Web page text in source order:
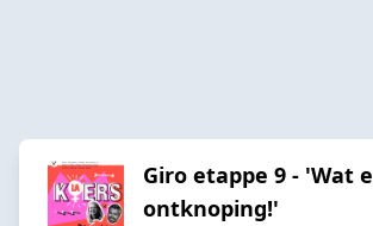
Giro etappe 9 - 'Wat
ontknoping!'